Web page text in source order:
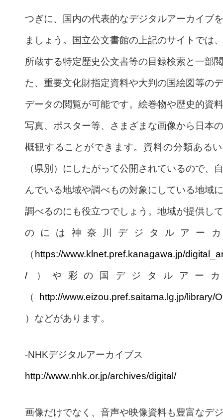
つぎに、国内の代表的なデジタルアーカイブ
ましょう。国立公文書館の上記のサイトでは
所蔵する特定歴史公文書等の目録検索と一部
た、重要文化財指定資料や大判の国絵図等の
データの閲覧が可能です。絵巻物や歴史的資
写真、ポスター等、さまざまな画像から日本
概観することができます。資料の分類ある
（県別）にしたがって公開されているので、
んでいる地域や調べもの対象にしている地域
調べるのにも役立つでしょう。地域が提供し
のには神奈川デジタルアー
（ https://www.klnet.pref.kanagawa.jp/
/）や彩の国デジタルアーカ
（ http://www.eizou.pref.saitama.lg.jp/library/
）などがあります。
-NHKデジタルアーカイブス
http://www.nhk.or.jp/archives/digital/
画像だけでなく、音声や映像資料も豊富なデ